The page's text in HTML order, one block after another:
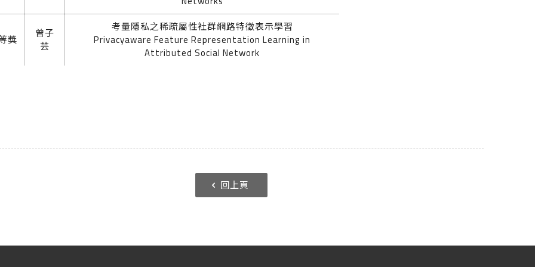
獎 曾子
芸
考量隱私之稀疏屬性社群網路特徵表示學習
Privacy­aware Feature Representation Learning in
Attributed Social Network
回上頁